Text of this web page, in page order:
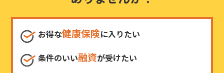
お得な健康保険に入りたい
条件のいい融資が受けたい